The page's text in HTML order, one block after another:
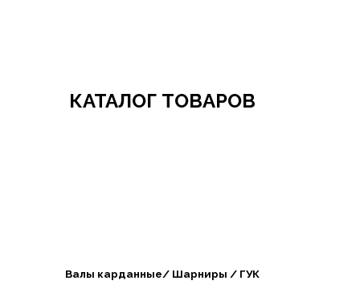
КАТАЛОГ ТОВАРОВ
Валы карданные/ Шарниры / ГУК